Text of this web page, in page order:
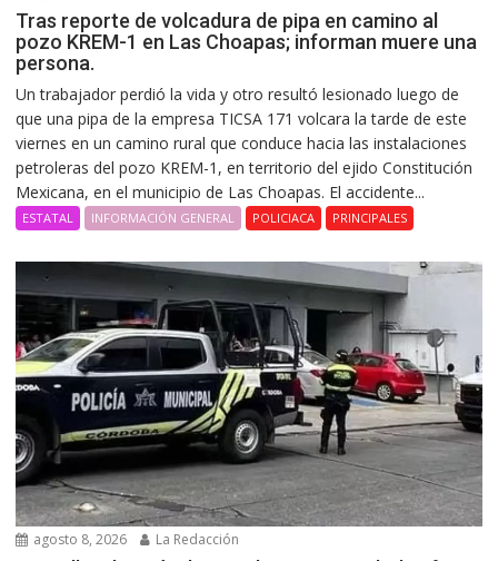
Tras reporte de volcadura de pipa en camino al
pozo KREM-1 en Las Choapas; informan muere una
persona.
Un trabajador perdió la vida y otro resultó lesionado luego de
que una pipa de la empresa TICSA 171 volcara la tarde de este
viernes en un camino rural que conduce hacia las instalaciones
petroleras del pozo KREM-1, en territorio del ejido Constitución
Mexicana, en el municipio de Las Choapas. El accidente...
ESTATAL INFORMACIÓN GENERAL POLICIACA PRINCIPALES
agosto 8, 2026 La Redacción